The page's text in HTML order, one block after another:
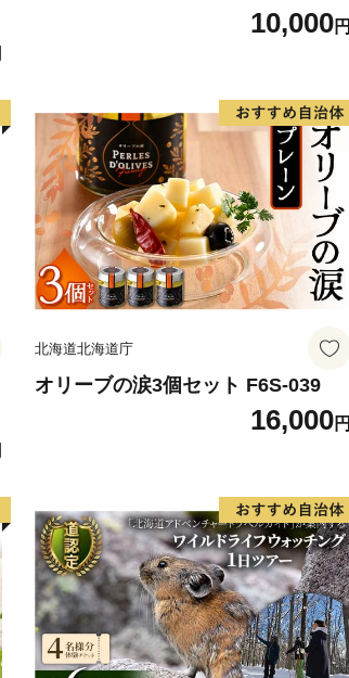
10,000円
北海道北海道庁
オリーブの涙3個セット F6S-039
16,000円